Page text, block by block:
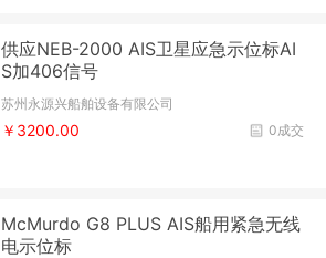
供应NEB-2000 AIS卫星应急示位标AI
S加406信号
苏州永源兴船舶设备有限公司
0成交
￥3200.00
McMurdo G8 PLUS AIS船用紧急无线
电示位标